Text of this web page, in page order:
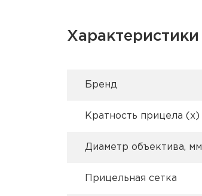
Характеристики
Брeнд
Кратность прицела (х)
Диаметр объектива, мм
Прицельная сетка